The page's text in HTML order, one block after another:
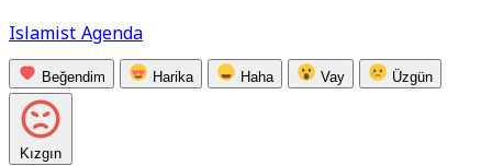
Islamist Agenda
Beğendim Harika Haha Vay Üzgün
Kızgın